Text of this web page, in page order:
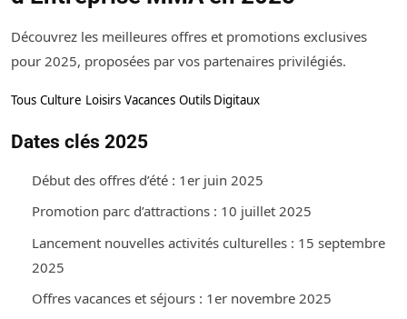
Découvrez les meilleures offres et promotions exclusives
pour 2025, proposées par vos partenaires privilégiés.
Tous Culture Loisirs Vacances Outils Digitaux
Dates clés 2025
Début des offres d’été : 1er juin 2025
Promotion parc d’attractions : 10 juillet 2025
Lancement nouvelles activités culturelles : 15 septembre
2025
Offres vacances et séjours : 1er novembre 2025